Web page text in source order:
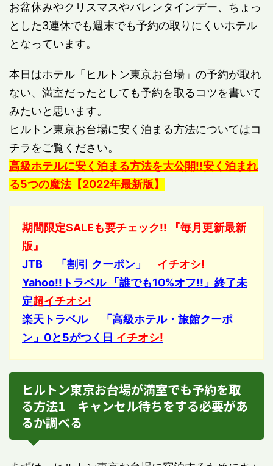
お盆休みやクリスマスやバレンタインデー、ちょっ
とした3連休でも週末でも予約の取りにくいホテル
となっています。
本日はホテル「ヒルトン東京お台場」の予約が取れ
ない、満室だったとしても予約を取るコツを書いて
みたいと思います。
ヒルトン東京お台場に安く泊まる方法についてはコ
チラをご覧ください。
高級ホテルに安く泊まる方法を大公開!!安く泊まれ
る5つの魔法【2022年最新版】
期間限定SALEも要チェック!! 『毎月更新最新
版』
JTB 「割引 クーポン」 イチオシ!
Yahoo!!トラベル 「誰でも10%オフ!!」終了未
定超イチオシ!
楽天トラベル 「高級ホテル・旅館クーポ
ン」0と5がつく日 イチオシ!
ヒルトン東京お台場が満室でも予約を取
る方法1 キャンセル待ちをする必要があ
るか調べる